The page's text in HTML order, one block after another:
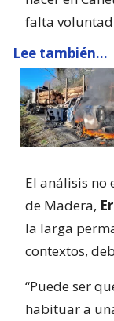
falta
Lee también...
El análisis no
de Madera,
la larga
contextos,
“Puede ser
habituar a